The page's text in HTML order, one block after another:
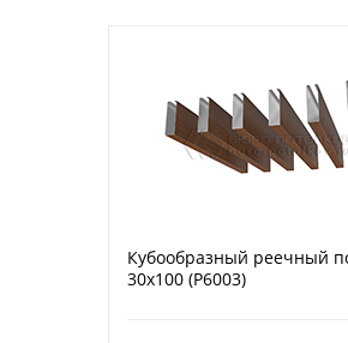
Кубообразный реечный
30х100 (P6003)